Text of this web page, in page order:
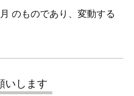
のものであり、変動する
いします